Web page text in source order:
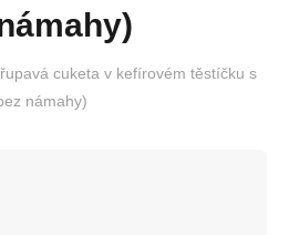
cuketa v kefírovém těstíčku s
námahy)